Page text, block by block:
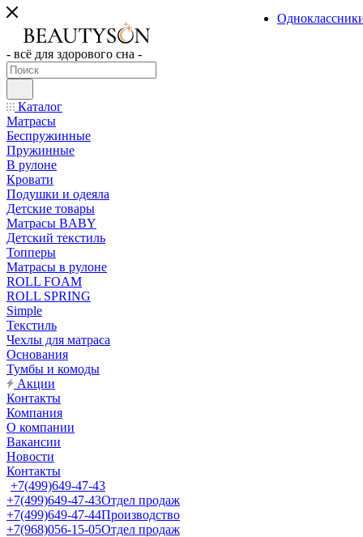
- всё для здорового сна -
Каталог
Матрасы
Беспружинные
Пружинные
В рулоне
Кровати
Подушки и одеяла
Детские товары
Матрасы BABY
Детский текстиль
Топперы
Матрасы в рулоне
ROLL FOAM
ROLL SPRING
Simple
Текстиль
Чехлы для матраса
Основания
Тумбы и комоды
Акции
Контакты
Компания
О компании
Вакансии
Новости
Контакты
+7(499)649-47-43
+7(499)649-47-43Отдел продаж
+7(499)649-47-44Производство
+7(968)056-15-05Отдел продаж